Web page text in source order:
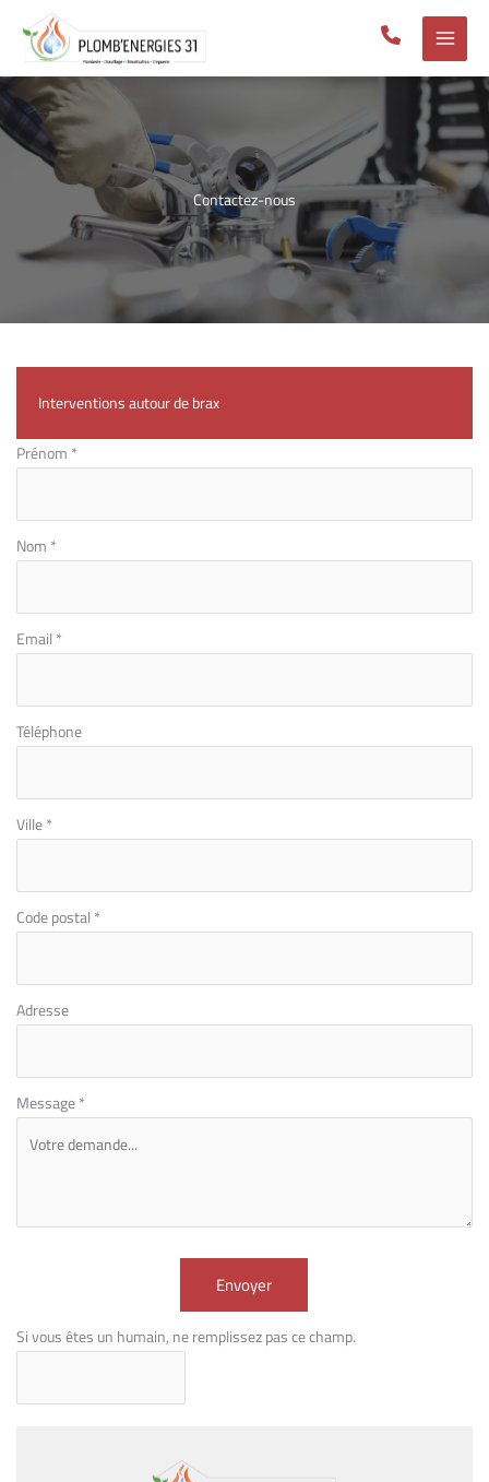
contenu
Contactez-nous
Interventions autour de brax
Formulaire
téléphone
Prénom*
Nom*
Email*
Téléphone
Ville*
Code postal*
Adresse
Message*
Envoyer
Si vous êtes un humain, ne remplissez pas ce champ.